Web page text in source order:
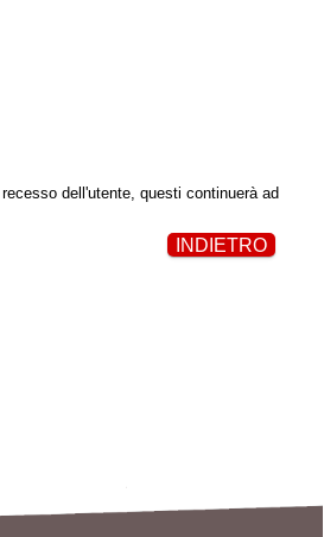
dell'utente, questi continuerà ad
INDIETRO